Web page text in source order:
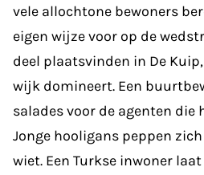
vele allochtone bewoners
eigen wijze voor op de
deel plaatsvinden in De
wijk domineert. Een
salades voor de agenten die
Jonge hooligans peppen
wiet. Een Turkse inwoner